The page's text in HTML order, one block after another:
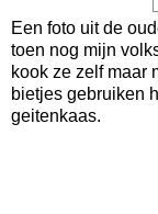
Een foto uit de
toen nog mijn
kook ze zelf maar
bietjes gebruiken
geitenkaas.